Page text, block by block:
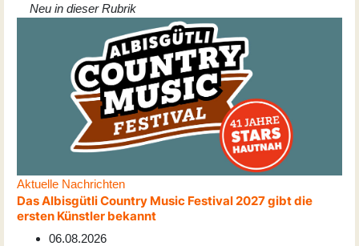
Neu in dieser Rubrik
Aktuelle Nachrichten
Das Albisgütli Country Music Festival 2027 gibt die
ersten Künstler bekannt
06.08.2026